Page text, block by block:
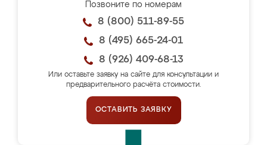
Позвоните по номерам
8 (800) 511-89-55
8 (495) 665-24-01
8 (926) 409-68-13
Или оставьте заявку на сайте для консультации и
предварительного расчёта стоимости.
ОСТАВИТЬ ЗАЯВКУ